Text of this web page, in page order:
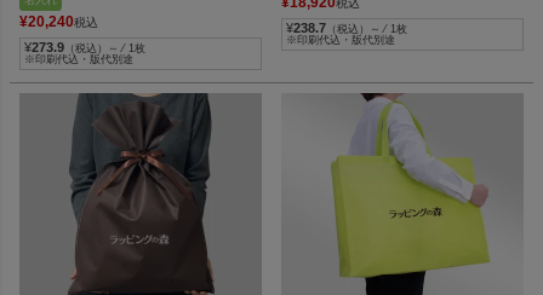
¥20,240税込
¥273.9 （税込）～ ⁄ 1枚
※印刷代込・版代別途
税込
¥238.7 （税込）～ ⁄ 1枚
※印刷代込・版代別途